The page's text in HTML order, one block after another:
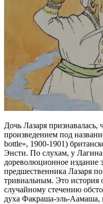
Дочь Лазаря признавалась,
произведением под
bottle», 1900-1901)
Энсти. По слухам, у
дореволюционное
предшественника Лазаря
тривиальным. Это история
случайному стечению
духа Факраша-эль-Аамаша,